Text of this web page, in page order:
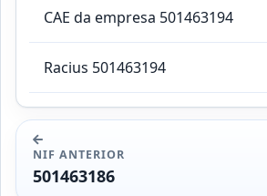
CAE da empresa 501463194
Racius 501463194
NIF ANTERIOR
501463186